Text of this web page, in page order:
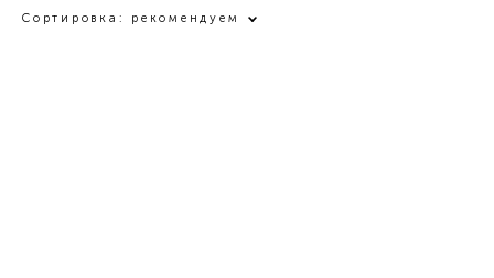
Сортировка: рекомендуем